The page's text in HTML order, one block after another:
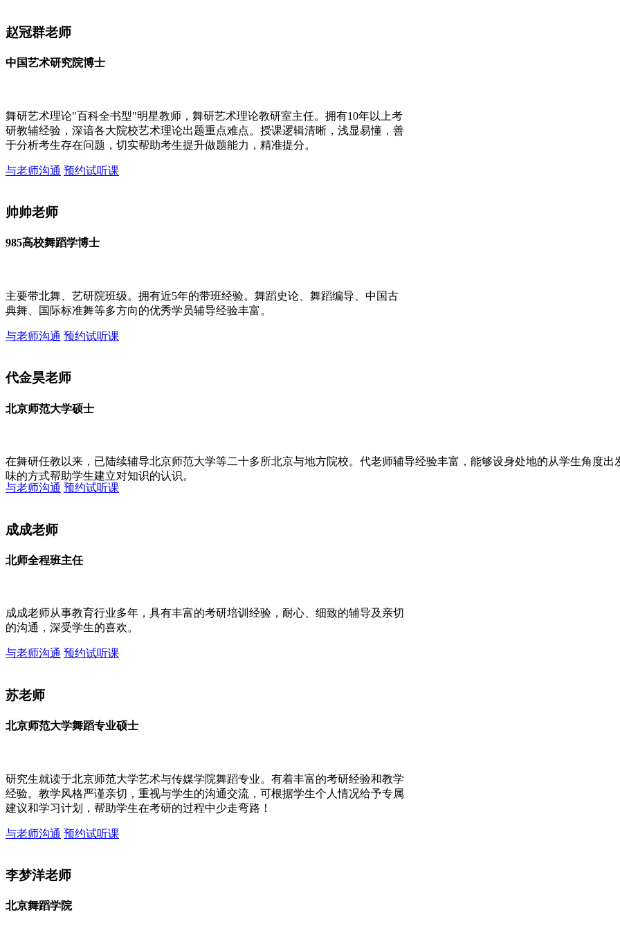
赵冠群老师
中国艺术研究院博士
舞研艺术理论"百科全书型"明星教师，舞研艺术理论教研室主任。拥有10年以上考
研教辅经验，深谙各大院校艺术理论出题重点难点。授课逻辑清晰，浅显易懂，善
于分析考生存在问题，切实帮助考生提升做题能力，精准提分。
与老师沟通 预约试听课
帅帅老师
985高校舞蹈学博士
主要带北舞、艺研院班级。拥有近5年的带班经验。舞蹈史论、舞蹈编导、中国古
典舞、国际标准舞等多方向的优秀学员辅导经验丰富。
与老师沟通 预约试听课
代金昊老师
北京师范大学硕士
在舞研任教以来，已陆续辅导北京师范大学等二十多所北京与地方院校。代老师辅导经验丰富，能够设身处地的从学生角度出
味的方式帮助学生建立对知识的认识。
与老师沟通 预约试听课
成成老师
北师全程班主任
成成老师从事教育行业多年，具有丰富的考研培训经验，耐心、细致的辅导及亲切
的沟通，深受学生的喜欢。
与老师沟通 预约试听课
苏老师
北京师范大学舞蹈专业硕士
研究生就读于北京师范大学艺术与传媒学院舞蹈专业。有着丰富的考研经验和教学
经验。教学风格严谨亲切，重视与学生的沟通交流，可根据学生个人情况给予专属
建议和学习计划，帮助学生在考研的过程中少走弯路！
与老师沟通 预约试听课
李梦洋老师
北京舞蹈学院